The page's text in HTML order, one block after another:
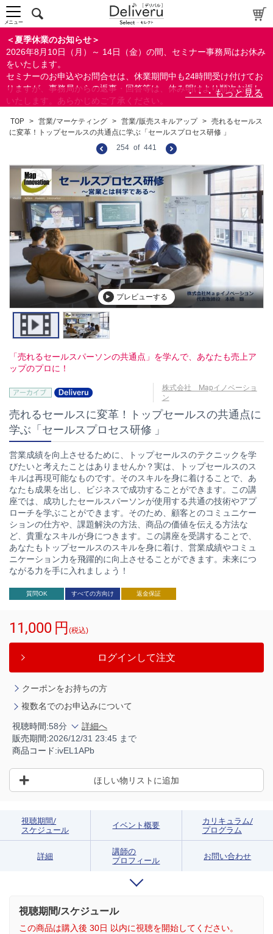
＜夏季休業のお知らせ＞
2026年8月10日（月）～ 14日（金）の間、セミナー事務局はお休み
をいたします。
セミナーのお申込やお問合せは、休業期間中も24時間受け付けてお
りますが、事務局からの返事・回答等は、休み明けより順次お返し
いたします。あらかじめご了承ください。
ができます。
メニュー
TOP > 営業/マーケティング > 営業/販売スキルアップ > 売れるセールス
に変革！トップセールスの共通点に学ぶ「セールスプロセス研修 」
254 of 441
プレビューする
「売れるセールスパーソンの共通点」を学んで、あなたも売上ア
ップのプロに！
株式会社 Mapイノベーショ
ン
売れるセールスに変革！トップセールスの共通点に
学ぶ「セールスプロセス研修 」
営業成績を向上させるために、トップセールスのテクニックを学
びたいと考えたことはありませんか？実は、トップセールスのス
キルは再現可能なものです。そのスキルを身に着けることで、あ
なたも成果を出し、ビジネスで成功することができます。この講
座では、成功したセールスパーソンが使用する共通の技術やアプ
ローチを学ぶことができます。そのため、顧客とのコミュニケー
ションの仕方や、課題解決の方法、商品の価値を伝える方法な
ど、貴重なスキルが身につきます。この講座を受講することで、
あなたもトップセールスのスキルを身に着け、営業成績やコミュ
ニケーション力を飛躍的に向上させることができます。未来につ
ながる力を手に入れましょう！
質問OK すべての方向け 返金保証
11,000 円 (税込)
ログインして注文
クーポンをお持ちの方
複数名でのお申込みについて
視聴時間:58分
詳細へ
販売期間:2026/12/31 23:45 まで
商品コード:ivEL1APb
ほしい物リストに追加
視聴期間/
スケジュール
イベント概要
カリキュラム/
プログラム
詳細
講師の
プロフィール
お問い合わせ
視聴期間/スケジュール
この商品は購入後 30日 以内に視聴を開始してください。